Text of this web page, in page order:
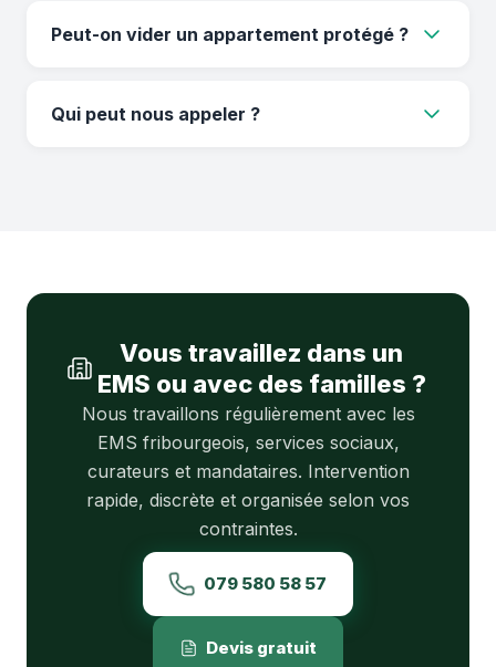
avant d'intervenir.
Peut-on vider un appartement protégé ?
classique, avec le même soin.
Qui peut nous appeler ?
Vous travaillez dans un
EMS ou avec des familles ?
Nous travaillons régulièrement avec les
EMS fribourgeois, services sociaux,
curateurs et mandataires. Intervention
rapide, discrète et organisée selon vos
contraintes.
079 580 58 57
Devis gratuit